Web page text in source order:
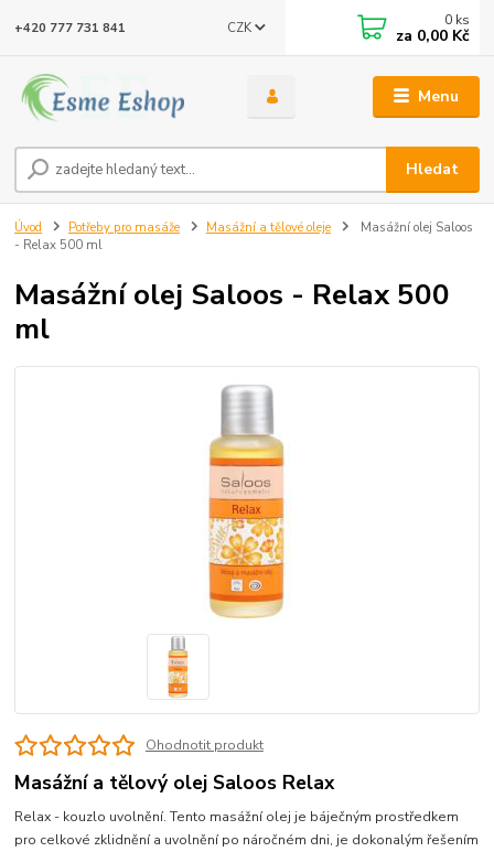
Menu
CZK
Hledat
+420 777 731 841 0 ks
za 0,00 Kč
Úvod Potřeby pro masáže Masážní a tělové oleje
Masážní olej Saloos
- Relax 500 ml
Masážní olej Saloos - Relax 500
ml
Ohodnotit produkt
Masážní a tělový olej Saloos Relax
Relax - kouzlo uvolnění. Tento masážní olej je báječným prostředkem
pro celkové zklidnění a uvolnění po náročném dni, je dokonalým řešením